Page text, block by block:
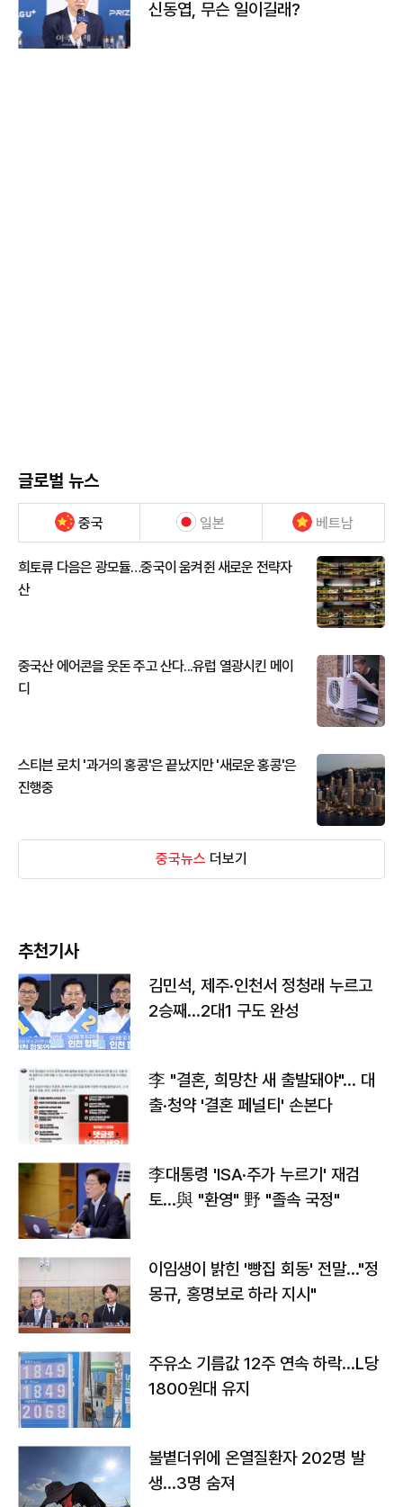
신동엽, 무슨 일이길래?
글로벌 뉴스
중국 일본 베트남
희토류 다음은 광모듈…중국이 움켜쥔 새로운 전략자
산
중국산 에어콘을 웃돈 주고 산다...유럽 열광시킨 메이
디
스티븐 로치 '과거의 홍콩'은 끝났지만 '새로운 홍콩'은
진행중
중국뉴스 더보기
추천기사
김민석, 제주·인천서 정청래 누르고
2승째…2대1 구도 완성
李 "결혼, 희망찬 새 출발돼야"… 대
출·청약 '결혼 페널티' 손본다
李대통령 'ISA·주가 누르기' 재검
토…與 "환영" 野 "졸속 국정"
이임생이 밝힌 '빵집 회동' 전말…"정
몽규, 홍명보로 하라 지시"
주유소 기름값 12주 연속 하락…L당
1800원대 유지
불볕더위에 온열질환자 202명 발
생…3명 숨져